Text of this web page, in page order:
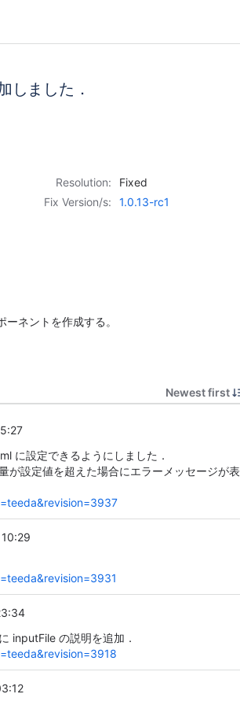
しました．
Resolution:
Fixed
Fix Version/s:
1.0.13-rc1
ネントを作成する。
Newest first
に設定できるようにしました．
が設定値を超えた場合にエラーメッセージが表
inputFile の説明を追加．